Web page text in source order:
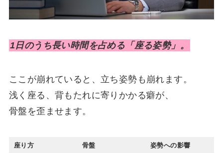
1日のうち長い時間を占める「座る姿勢」。
ここが崩れていると、立ち姿勢も崩れます。
浅く座る、背もたれに寄りかかる癖が、
骨盤を歪ませます。
座り方 骨盤 姿勢への影響